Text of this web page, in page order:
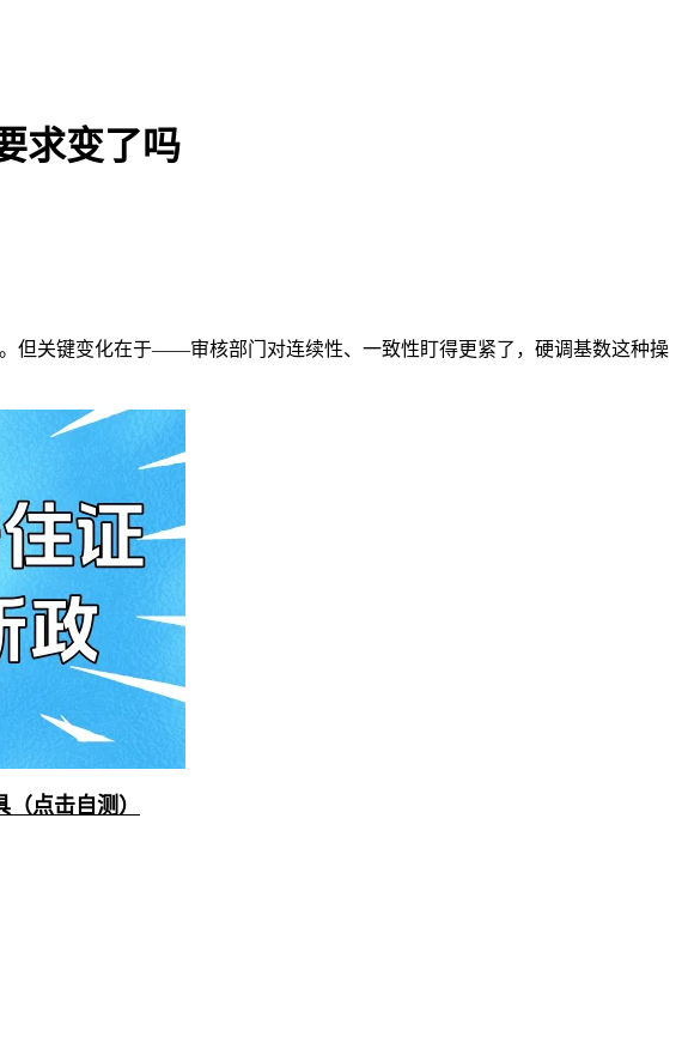
求变了吗
但关键变化在于——审核部门对连续性、一致性盯得更紧了，硬调基数这种操
（点击自测）